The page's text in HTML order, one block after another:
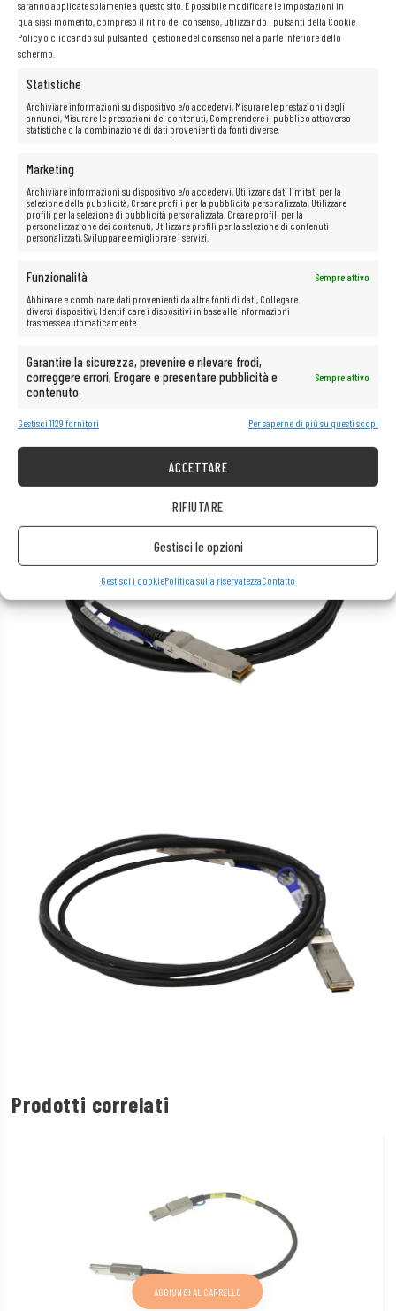
saranno applicate solamente a questo sito. È possibile modificare le impostazioni in
qualsiasi momento, compreso il ritiro del consenso, utilizzando i pulsanti della Cookie
Policy o cliccando sul pulsante di gestione del consenso nella parte inferiore dello
schermo.
Statistiche
Archiviare informazioni su dispositivo e/o accedervi, Misurare le prestazioni degli
annunci, Misurare le prestazioni dei contenuti, Comprendere il pubblico attraverso
statistiche o la combinazione di dati provenienti da fonti diverse.
Marketing
Archiviare informazioni su dispositivo e/o accedervi, Utilizzare dati limitati per la
selezione della pubblicità, Creare profili per la pubblicità personalizzata, Utilizzare
profili per la selezione di pubblicità personalizzata, Creare profili per la
personalizzazione dei contenuti, Utilizzare profili per la selezione di contenuti
personalizzati, Sviluppare e migliorare i servizi.
Funzionalità
Sempre attivo
Abbinare e combinare dati provenienti da altre fonti di dati, Collegare
diversi dispositivi, Identificare i dispositivi in base alle informazioni
trasmesse automaticamente.
Garantire la sicurezza, prevenire e rilevare frodi,
correggere errori, Erogare e presentare pubblicità e
contenuto.
Sempre attivo
Gestisci 1129 fornitori Per saperne di più su questi scopi
ACCETTARE
RIFIUTARE
Gestisci le opzioni
Gestisci i cookiePolitica sulla riservatezzaContatto
Prodotti correlati
AGGIUNGI AL CARRELLO